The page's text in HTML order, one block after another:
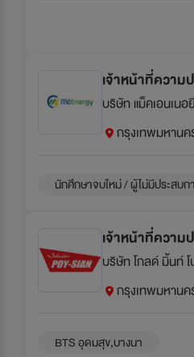
เจ้าหน้าที่ความ
บริษัท แม็คเอนเน
กรุงเทพมหานค
นักศึกษาจบใหม่ / ผู้ไม่มีประสบ
เจ้าหน้าที่ควา
บริษัท โกลด์ มิ้นท์
กรุงเทพมหานค
BTS อุดมสุข,บางนา